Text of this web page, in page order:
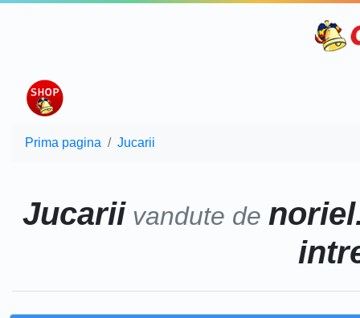
Prima pagina Jucarii
Jucarii vandute de